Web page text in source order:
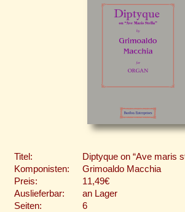
Titel:
Diptyque on “Ave maris
Komponisten:
Grimoaldo Macchia
Preis:
11,49€
Auslieferbar:
an Lager
Seiten:
6